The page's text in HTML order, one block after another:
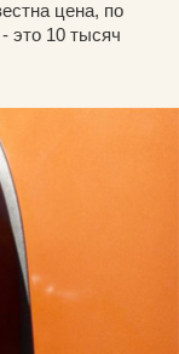
цена, по
это 10 тысяч